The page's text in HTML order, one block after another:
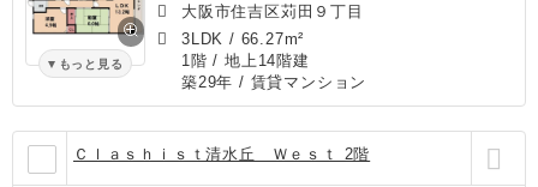
もっと見る
大阪市住吉区苅田９丁目
3LDK / 66.27m²
1階 / 地上14階建
築29年 / 賃貸マンション
Ｃｌａｓｈｉｓｔ清水丘 Ｗｅｓｔ 2階